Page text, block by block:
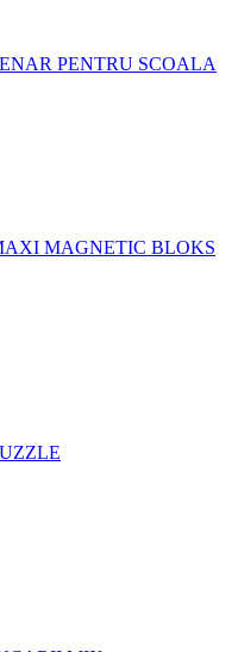
PENTRU SCOALA
MAGNETIC BLOKS